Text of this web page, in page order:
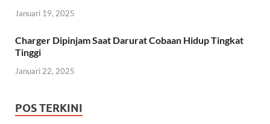
Januari 19, 2025
Charger Dipinjam Saat Darurat Cobaan Hidup Tingkat
Tinggi
Januari 22, 2025
POS TERKINI